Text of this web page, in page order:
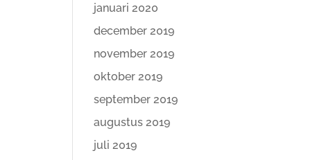
januari 2020
december 2019
november 2019
oktober 2019
september 2019
augustus 2019
juli 2019